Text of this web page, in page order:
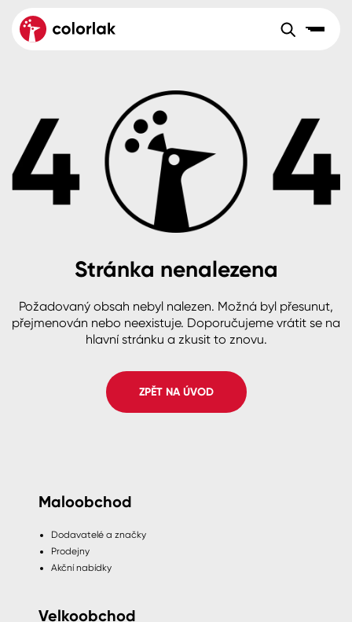
Velkoobchod Sortiment
Aktuality
Reference
O společnosti
B2B +420 800 145 555Po – Pá: 8:00–15:00
Česko
Slovensko Polsko Worldwide
Dřevo
Beton, asfalt, minerální podklady
Plast, sklo, keramika
Stěny
Fasády
Spreje
Colorlak Dekor
Colorlak Profi
Colorlak Pta
Stránka nenalezena
Požadovaný obsah nebyl nalezen. Možná byl přesunut,
přejmenován nebo neexistuje. Doporučujeme vrátit se na
hlavní stránku a zkusit to znovu.
ZPĚT NA ÚVOD
Maloobchod
Dodavatelé a značky
Prodejny
Akční nabídky
Velkoobchod